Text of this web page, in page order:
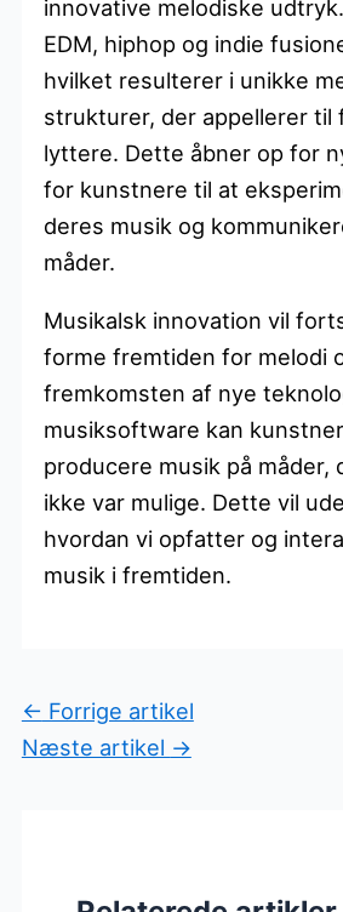
innovative melodiske
EDM, hiphop og indie
hvilket resulterer i unikke
strukturer, der appellerer til
lyttere. Dette åbner op for
for kunstnere til at
deres musik og
måder.
Musikalsk innovation vil
forme fremtiden for melodi
fremkomsten af nye
musiksoftware kan
producere musik på måder,
ikke var mulige. Dette vil
hvordan vi opfatter og
musik i fremtiden.
← Forrige artikel
Næste artikel →